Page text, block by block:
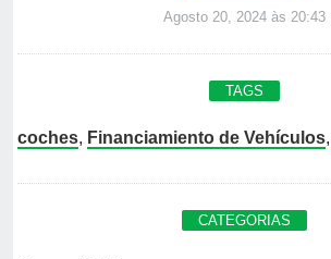
Agosto 20, 2024 às 20:43
TAGS
coches, Financiamiento de Vehículos,
CATEGORIAS